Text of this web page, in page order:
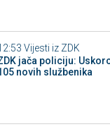
Vijesti iz ZDK
jača policiju:
novih službenika